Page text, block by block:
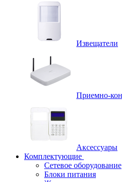
Извещатели
Приемно-
Аксессуары
Комплектующие
Сетевое оборудование
Блоки питания